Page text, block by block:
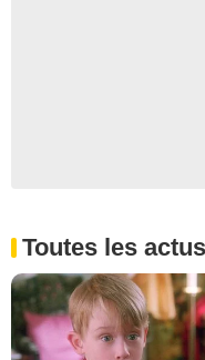
Toutes les